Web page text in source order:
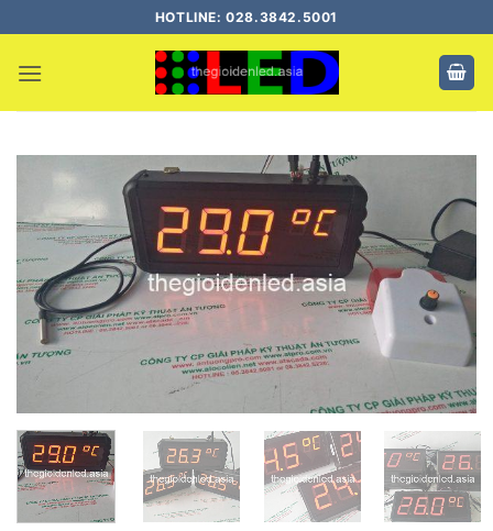
qua
nội
HOTLINE: 028.3842.5001